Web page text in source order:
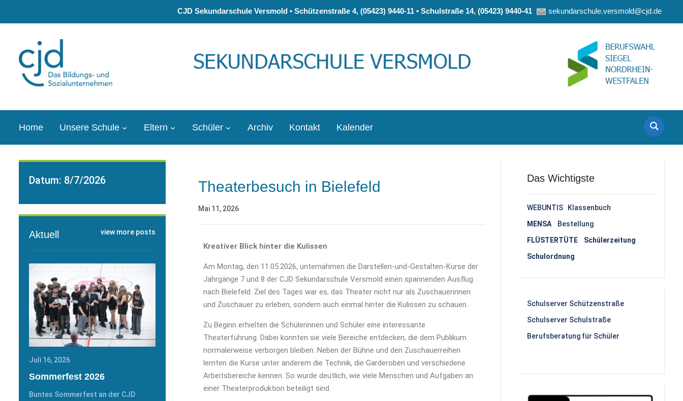
CJD Sekundarschule Versmold • Schützenstraße 4, (05423) 9440-11 • Schulstraße 14, (05423) 9440-41 sekundarschule.versmold@cjd.de
Home Unsere Schule Eltern Schüler Archiv Kontakt Kalender
Datum: 8/7/2026
view more posts
Aktuell
Juli 16, 2026
Sommerfest 2026
Buntes Sommerfest an der CJD
Theaterbesuch in Bielefeld
Mai 11, 2026
Kreativer Blick hinter die Kulissen
Am Montag, den 11.05.2026, unternahmen die Darstellen-und-Gestalten-Kurse der
Jahrgänge 7 und 8 der CJD Sekundarschule Versmold einen spannenden Ausflug
nach Bielefeld. Ziel des Tages war es, das Theater nicht nur als Zuschauerinnen
und Zuschauer zu erleben, sondern auch einmal hinter die Kulissen zu schauen.
Zu Beginn erhielten die Schülerinnen und Schüler eine interessante
Theaterführung. Dabei konnten sie viele Bereiche entdecken, die dem Publikum
normalerweise verborgen bleiben. Neben der Bühne und den Zuschauerreihen
lernten die Kurse unter anderem die Technik, die Garderoben und verschiedene
Arbeitsbereiche kennen. So wurde deutlich, wie viele Menschen und Aufgaben an
einer Theaterproduktion beteiligt sind.
Das Wichtigste
WEBUNTIS Klassenbuch
MENSA
Bestellung
FLÜSTERTÜTE Schülerzeitung
Schulordnung
Schulserver Schützenstraße
Schulserver Schulstraße
Berufsberatung für Schüler